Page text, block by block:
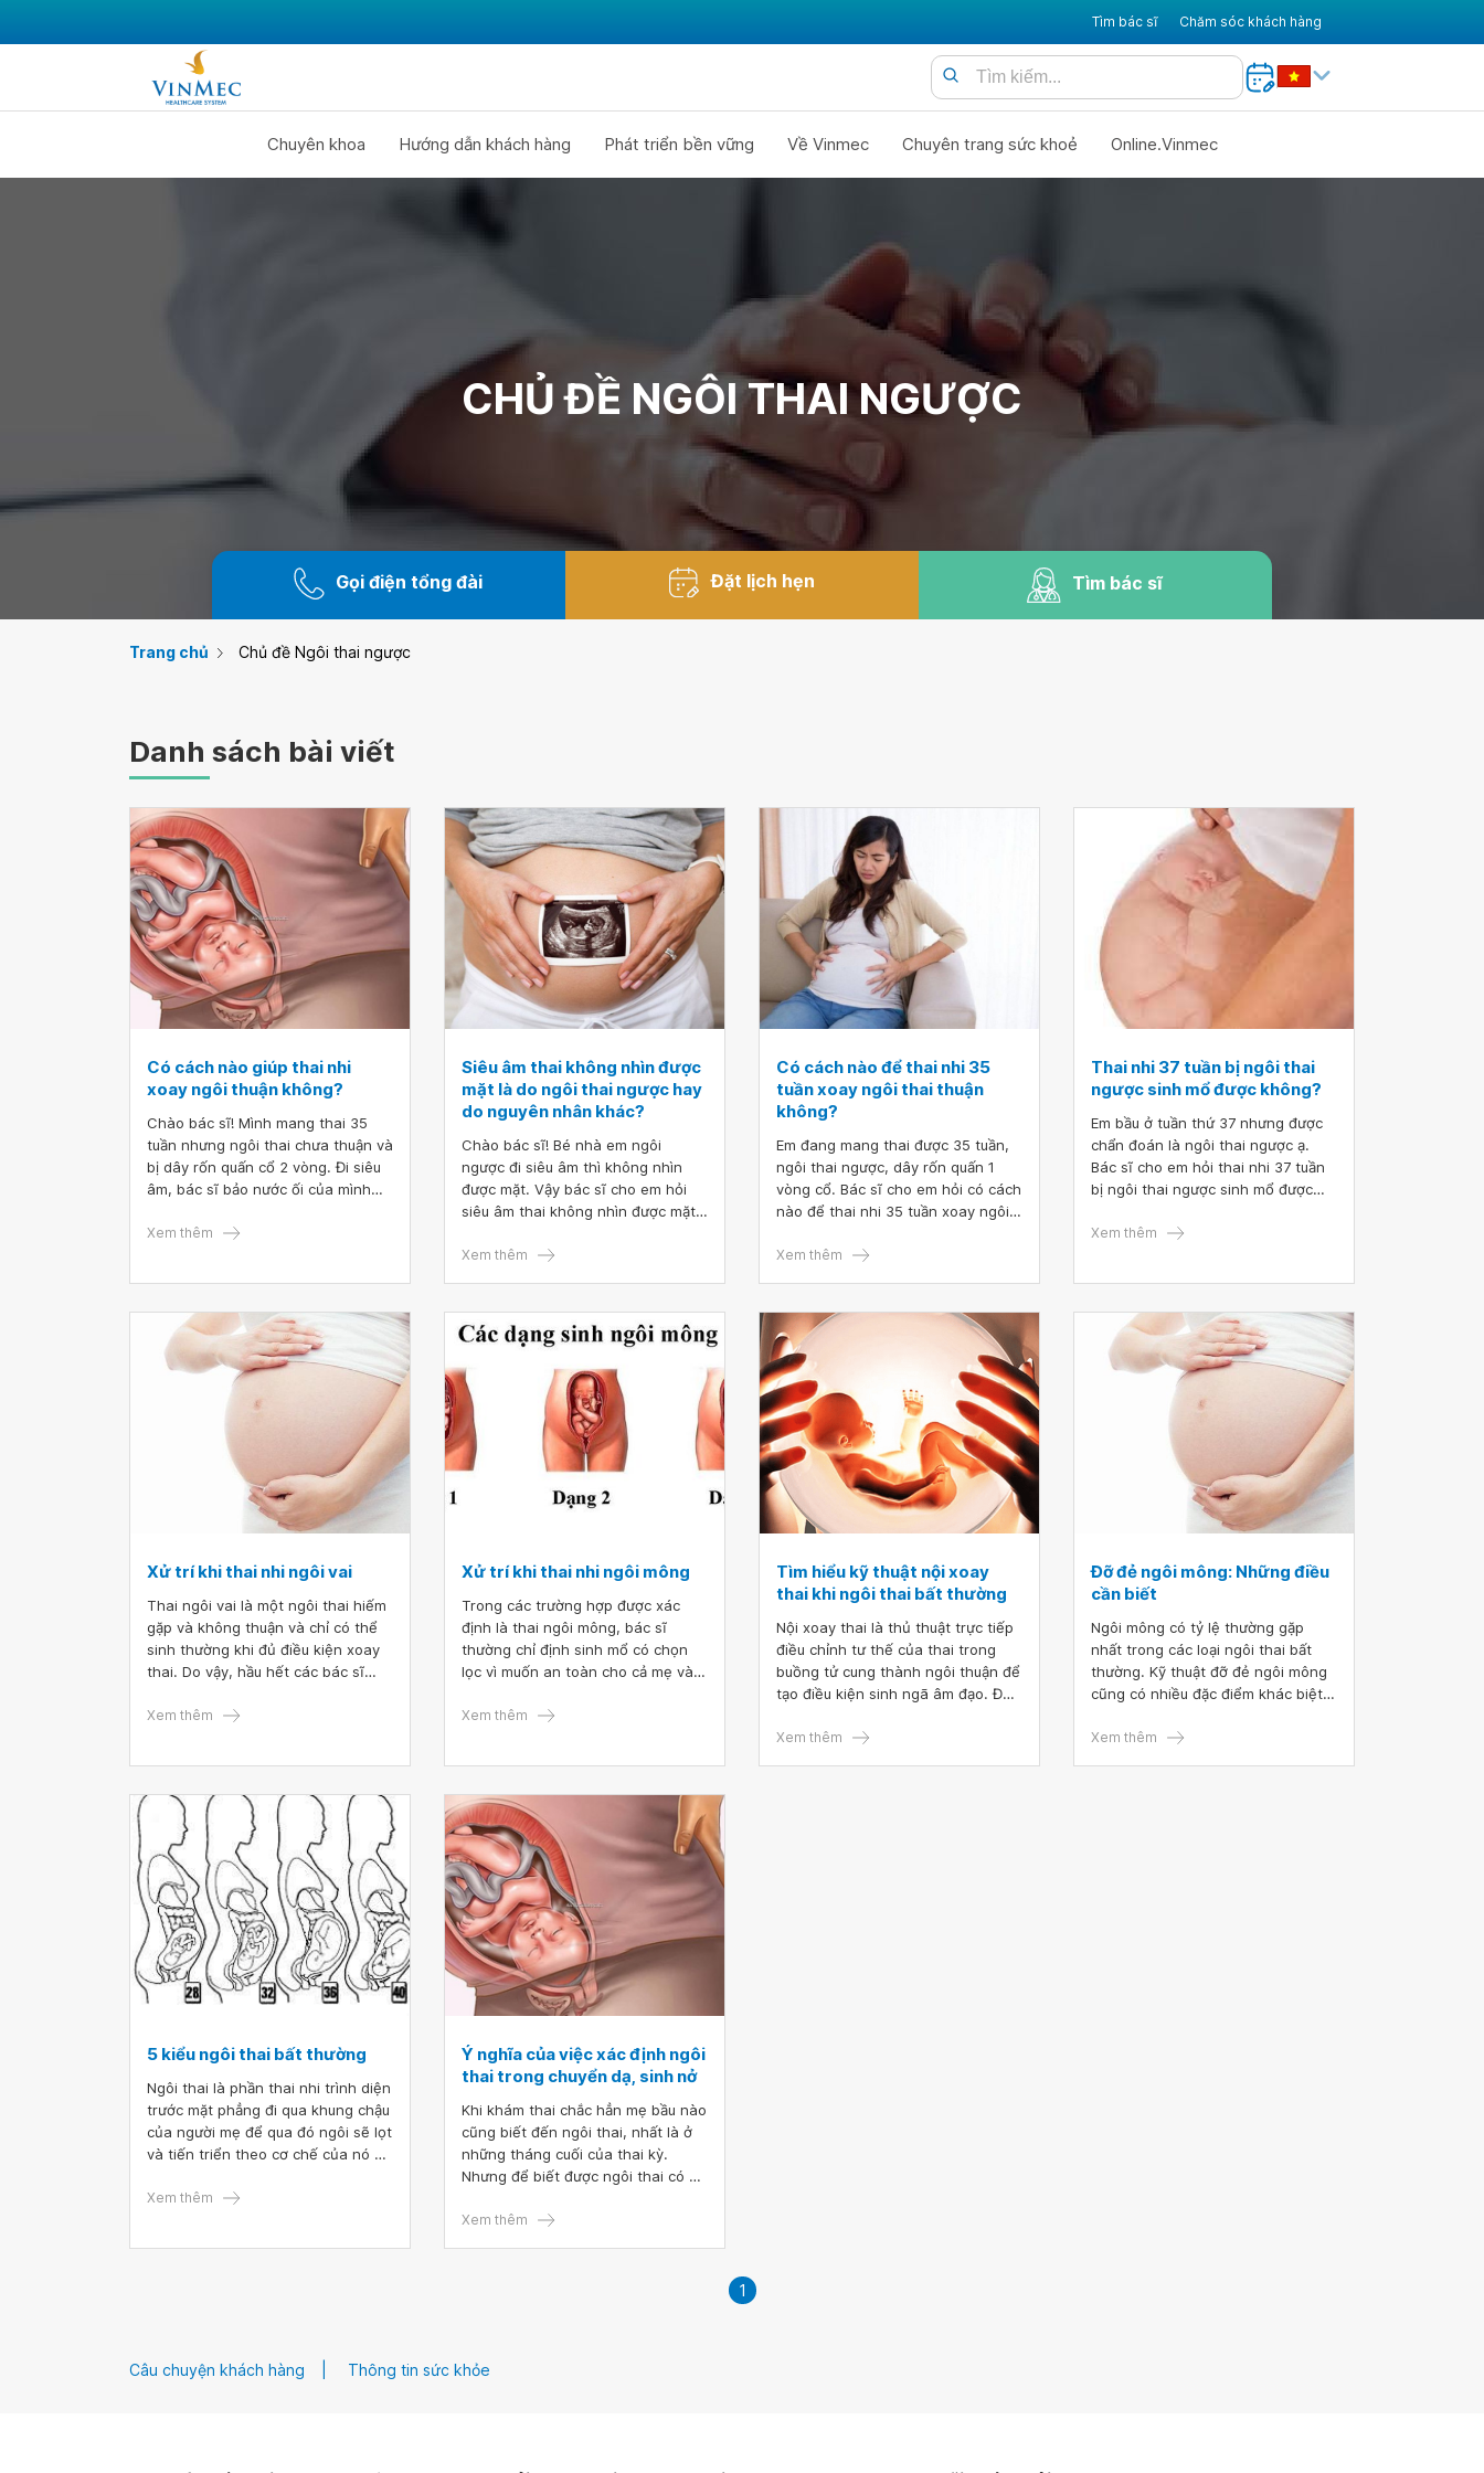
Tìm bác sĩ Chăm sóc khách hàng
Chuyên khoa Hướng dẫn khách hàng Phát triển bền vững Về Vinmec Chuyên trang sức khoẻ Online.Vinmec
CHỦ ĐỀ NGÔI THAI NGƯỢC
Gọi điện tổng đài Đặt lịch hẹn Tìm bác sĩ
Trang chủ Chủ đề Ngôi thai ngược
Danh sách bài viết
Có cách nào giúp thai nhi
xoay ngôi thuận không?
Chào bác sĩ! Mình mang thai 35
tuần nhưng ngôi thai chưa thuận và
bị dây rốn quấn cổ 2 vòng. Đi siêu
âm, bác sĩ bảo nước ối của mình
cách nào giúp bé xoay ngôi cho
Xem thêm
Siêu âm thai không nhìn được
mặt là do ngôi thai ngược hay
do nguyên nhân khác?
Chào bác sĩ! Bé nhà em ngôi
ngược đi siêu âm thì không nhìn
được mặt. Vậy bác sĩ cho em hỏi
siêu âm thai không nhìn được mặt
nguyên nhân khác? Cảm ơn bác sĩ!
Xem thêm
Có cách nào để thai nhi 35
tuần xoay ngôi thai thuận
không?
Em đang mang thai được 35 tuần,
ngôi thai ngược, dây rốn quấn 1
vòng cổ. Bác sĩ cho em hỏi có cách
nào để thai nhi 35 tuần xoay ngôi
Xem thêm
Thai nhi 37 tuần bị ngôi thai
ngược sinh mổ được không?
Em bầu ở tuần thứ 37 nhưng được
chẩn đoán là ngôi thai ngược ạ.
Bác sĩ cho em hỏi thai nhi 37 tuần
bị ngôi thai ngược sinh mổ được
Xem thêm
Xử trí khi thai nhi ngôi vai
Thai ngôi vai là một ngôi thai hiếm
gặp và không thuận và chỉ có thể
sinh thường khi đủ điều kiện xoay
thai. Do vậy, hầu hết các bác sĩ
nên chọn phương pháp đẻ mổ để
Xem thêm
Xử trí khi thai nhi ngôi mông
Trong các trường hợp được xác
định là thai ngôi mông, bác sĩ
thường chỉ định sinh mổ có chọn
lọc vì muốn an toàn cho cả mẹ và
trường hợp phải mổ. Tuy nhiên,
nhưng còn tùy theo sức khỏe của
mẹ, sự xoay trở của thai nhi trong
quá trình chuyển dạ, bác sĩ sẽ có
giải pháp phù hợp cho sản phụ.
Xem thêm
Tìm hiểu kỹ thuật nội xoay
thai khi ngôi thai bất thường
Nội xoay thai là thủ thuật trực tiếp
điều chỉnh tư thế của thai trong
buồng tử cung thành ngôi thuận để
tạo điều kiện sinh ngã âm đạo. Đối
vững nguyên tắc và thực hiện nội
Xem thêm
Đỡ đẻ ngôi mông: Những điều
cần biết
Ngôi mông có tỷ lệ thường gặp
nhất trong các loại ngôi thai bất
thường. Kỹ thuật đỡ đẻ ngôi mông
cũng có nhiều đặc điểm khác biệt
Do đó, cần nắm vững những điều
Xem thêm
5 kiểu ngôi thai bất thường
Ngôi thai là phần thai nhi trình diện
trước mặt phẳng đi qua khung chậu
của người mẹ để qua đó ngôi sẽ lọt
và tiến triển theo cơ chế của nó và
vào chuyển dạ với ngôi chỏm khi
Xem thêm
Ý nghĩa của việc xác định ngôi
thai trong chuyển dạ, sinh nở
Khi khám thai chắc hẳn mẹ bầu nào
cũng biết đến ngôi thai, nhất là ở
những tháng cuối của thai kỳ.
Nhưng để biết được ngôi thai có ý
sinh nở thì không phải mẹ nào
Xem thêm
1
Câu chuyện khách hàng Thông tin sức khỏe